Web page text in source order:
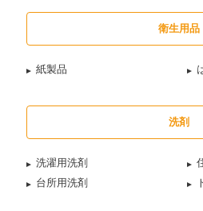
衛生用品
紙製品
洗剤
洗濯用洗剤
台所用洗剤